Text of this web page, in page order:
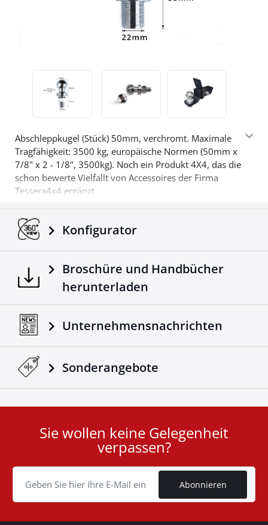
Abschleppkugel (Stück) 50mm, verchromt. Maximale
Tragfähigkeit: 3500 kg, europäische Normen (50mm x
7/8" x 2 - 1/8", 3500kg). Noch ein Produkt 4X4, das die
schon bewerte Vielfallt von Accessoires der Firma
Tessera4x4 ergänzt.
Konfigurator
Broschüre und Handbücher
herunterladen
Unternehmensnachrichten
Sonderangebote
Cookie
Sie wollen keine Gelegenheit
verpassen?
Abonnieren